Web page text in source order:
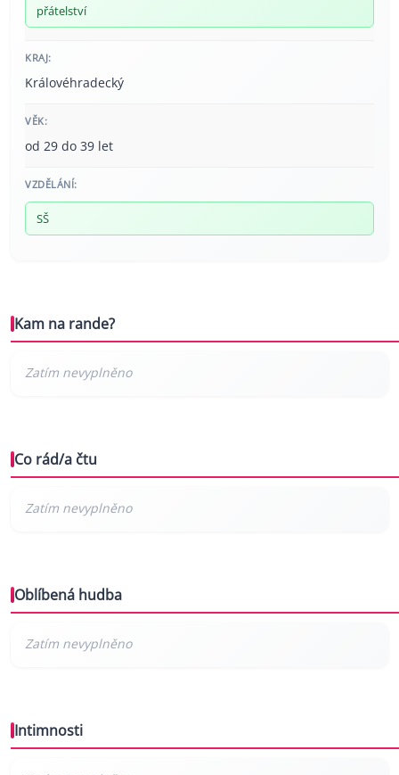
přátelství
KRAJ:
Královéhradecký
VĚK:
od 29 do 39 let
VZDĚLÁNÍ:
SŠ
Kam na rande?
Co rád/a čtu
Oblíbená hudba
Intimnosti